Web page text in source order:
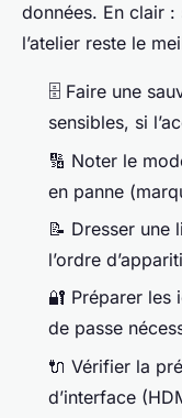
données. En clair :
l’atelier reste le
🗄️ Faire une
sensibles, si
🔢 Noter le
en panne
📝 Dresser une
l’ordre
🔐 Préparer les
de passe
🔌 Vérifier la
d’interface